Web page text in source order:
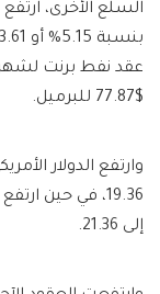
السلع الأخرى،
$77.87 للبرميل.
إلى 21.36.